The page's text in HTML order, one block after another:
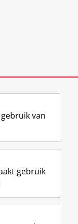
I
n
t
r
Y
o
T
e
van
gebruik